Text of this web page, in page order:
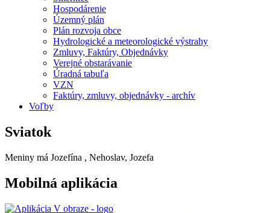
Hospodárenie
Územný plán
Plán rozvoja obce
Hydrologické a meteorologické výstrahy
Zmluvy, Faktúry, Objednávky
Verejné obstarávanie
Úradná tabuľa
VZN
Faktúry, zmluvy, objednávky - archív
Voľby
Sviatok
Meniny má Jozefína , Nehoslav, Jozefa
Mobilná aplikácia